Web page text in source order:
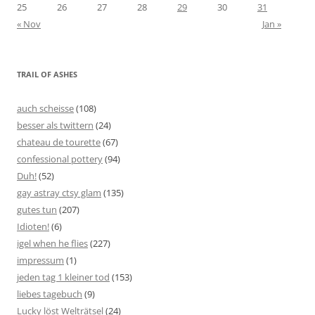
25
26 27 28 29 30
31
« Nov
Jan »
TRAIL OF ASHES
auch scheisse(108)
besser als twittern (24)
chateau de tourette(67)
confessional pottery(94)
Duh!(52)
gay astray ctsy glam (135)
gutes tun (207)
Idioten!(6)
igel when he flies(227)
impressum (1)
jeden tag 1 kleiner tod (153)
liebes tagebuch (9)
Lucky löst Welträtsel(24)